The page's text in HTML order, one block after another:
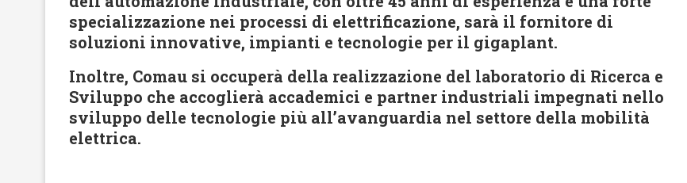
specializzazione nei processi di elettrificazione, sarà il fornitore di
soluzioni innovative, impianti e tecnologie per il gigaplant.
Inoltre, Comau si occuperà della realizzazione del laboratorio di Ricerca e
Sviluppo che accoglierà accademici e partner industriali impegnati nello
sviluppo delle tecnologie più all’avanguardia nel settore della mobilità
elettrica.